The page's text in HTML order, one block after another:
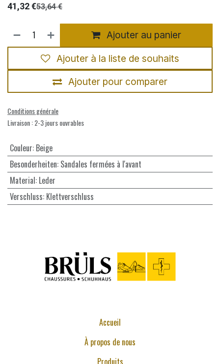
41,32€53,64€
Ajouter au panier
Ajouter pour comparer
Ajouter à la liste de souhaits
Conditions générale
Livraison : 2-3 jours ouvrables
Couleur: Beige
Besonderheiten: Sandales fermées à l'avant
Material: Leder
Verschluss: Klettverschluss
Accueil
À propos de nous